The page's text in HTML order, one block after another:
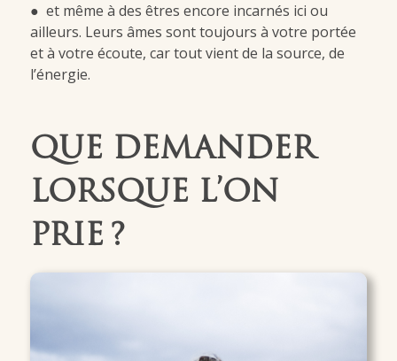
● et même à des êtres encore incarnés ici ou
ailleurs. Leurs âmes sont toujours à votre portée
et à votre écoute, car tout vient de la source, de
l’énergie.
QUE DEMANDER
LORSQUE L’ON
PRIE ?